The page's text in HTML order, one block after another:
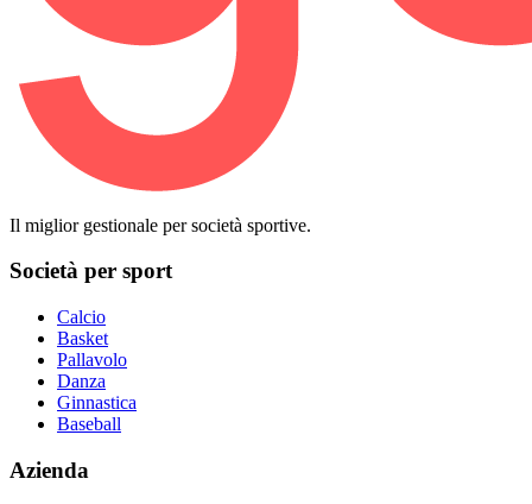
Il miglior gestionale per società sportive.
Società per sport
Calcio
Basket
Pallavolo
Danza
Ginnastica
Baseball
Azienda